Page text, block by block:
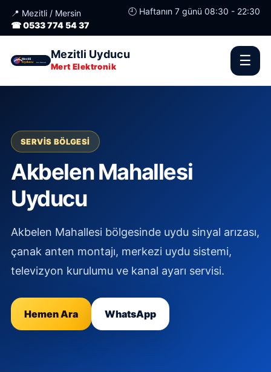
📍 Mezitli / Mersin
🕘 Haftanın 7 günü 08:30 - 22:30
☎ 0533 774 54 37
Mezitli Uyducu
Mert Elektronik ☰
SERVIS BÖLGESI
Akbelen Mahallesi
Uyducu
Akbelen Mahallesi bölgesinde uydu sinyal arızası,
çanak anten montajı, merkezi uydu sistemi,
televizyon kurulumu ve kanal ayarı servisi.
Hemen Ara WhatsApp